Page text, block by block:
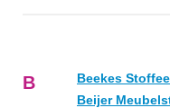
B
Beekes
Beijer